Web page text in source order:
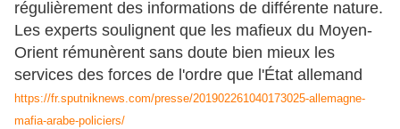
régulièrement des informations de différente nature.
Les experts soulignent que les mafieux du Moyen-
Orient rémunèrent sans doute bien mieux les
services des forces de l'ordre que l'État allemand
https://fr.sputniknews.com/presse/201902261040173025-allemagne-
mafia-arabe-policiers/